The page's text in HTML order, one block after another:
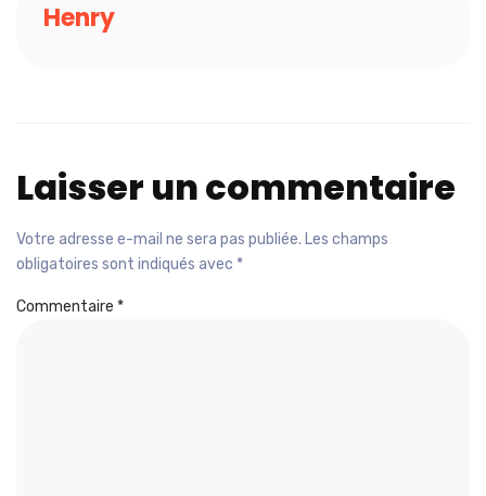
Henry
Laisser un commentaire
Votre adresse e-mail ne sera pas publiée. Les champs
obligatoires sont indiqués avec *
Commentaire *